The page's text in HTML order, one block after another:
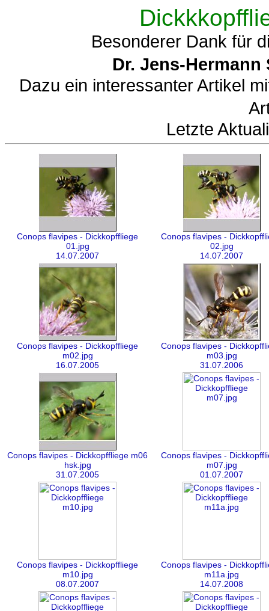
Besonderer Dank für
Dr. Jens-Hermann
Dazu ein interessanter Artikel
Letzte
Conops flavipes - Dickkopffliege
01.jpg
14.07.2007
Conops flavipes -
02.jpg
14.07.2007
Conops flavipes - Dickkopffliege
m02.jpg
16.07.2005
Conops flavipes -
m03.jpg
31.07.2006
Conops flavipes - Dickkopffliege m06
hsk.jpg
31.07.2005
Conops flavipes -
m07.jpg
01.07.2007
Conops flavipes - Dickkopffliege
m10.jpg
08.07.2007
Conops flavipes -
m11a.jpg
14.07.2008